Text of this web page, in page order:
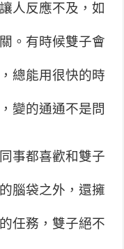
人反應不及，如
。有時候雙子會
總能用很快的時
變的通通不是問
事都喜歡和雙子
腦袋之外，還擁
任務，雙子絕不